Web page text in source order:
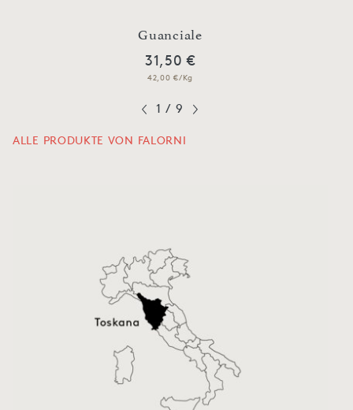
Guanciale
31,50 €
42,00 €/Kg
1 / 9
ALLE PRODUKTE VON FALORNI